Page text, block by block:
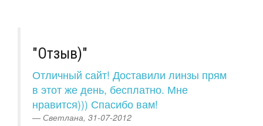
"Отзыв)"
Отличный сайт! Доставили линзы прям
в этот же день, бесплатно. Мне
нравится))) Спасибо вам!
Светлана, 31-07-2012